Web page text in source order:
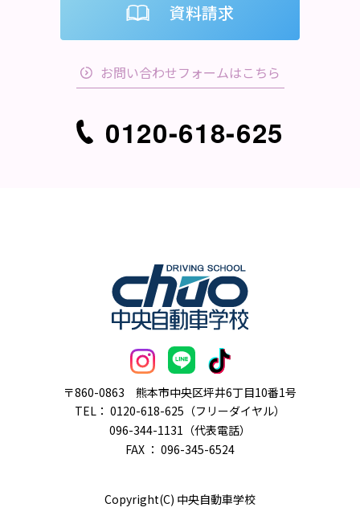
資料請求
お問い合わせフォームはこちら
0120-618-625
〒860-0863 熊本市中央区坪井6丁目10番1号
TEL： 0120-618-625（フリーダイヤル）
096-344-1131（代表電話）
FAX ： 096-345-6524
Copyright(C) 中央自動車学校